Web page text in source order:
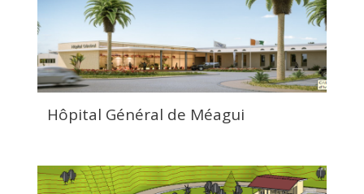
Hôpital Général de Méagui